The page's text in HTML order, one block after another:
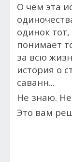
О чем эта
одинок тот,
понимает
за всю
история о
саванн...
Не знаю.
Это вам